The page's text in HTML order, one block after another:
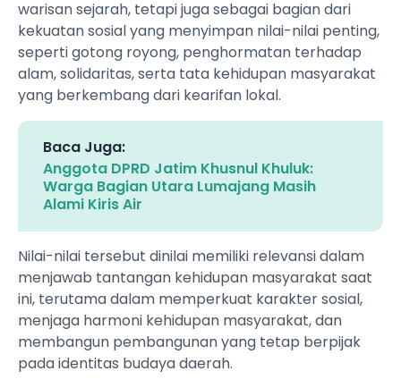
warisan sejarah, tetapi juga sebagai bagian dari
kekuatan sosial yang menyimpan nilai-nilai penting,
seperti gotong royong, penghormatan terhadap
alam, solidaritas, serta tata kehidupan masyarakat
yang berkembang dari kearifan lokal.
Baca Juga:
Anggota DPRD Jatim Khusnul Khuluk:
Warga Bagian Utara Lumajang Masih
Alami Kiris Air
Nilai-nilai tersebut dinilai memiliki relevansi dalam
menjawab tantangan kehidupan masyarakat saat
ini, terutama dalam memperkuat karakter sosial,
menjaga harmoni kehidupan masyarakat, dan
membangun pembangunan yang tetap berpijak
pada identitas budaya daerah.